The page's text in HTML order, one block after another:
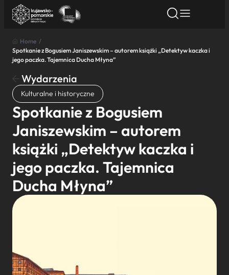
Znajdź atrakcję Znajdź artykuł Znajdź
Znajdź atrakcję
Nazwa atrakcji
Miasto
Kategoria
Wyszukaj
Home /
Spotkanie z Bogusiem Janiszewskim – autorem książki „Detektyw kaczka i
jego paczka. Tajemnica Ducha Młyna”
Wydarzenia
Kulturalne i historyczne
Spotkanie z Bogusiem
Janiszewskim – autorem
książki „Detektyw kaczka i
jego paczka. Tajemnica
Ducha Młyna”